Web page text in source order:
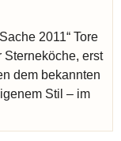
Bühner Thomas
Ästhetik
Unesco
2011“ Tore
erst
dem bekannten
Stil – im